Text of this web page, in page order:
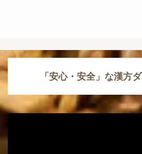
「安心・安全」な漢方